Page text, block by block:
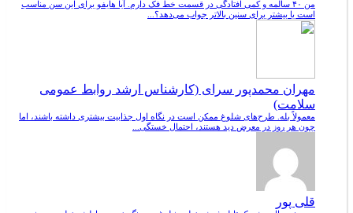
من ۴۰ سالمه و کمی افتادگی در قسمت خط فک دارم. آیا هایفو برای این سن مناسب
است یا بیشتر برای سنین بالاتر جواب می‌دهد؟...
مهران محمدپور سرای (کارشناس ارشد روابط عمومی
سلامت)
معمولاً بله. طرح‌های شلوغ ممکن است در نگاه اول جذابیت بیشتری داشته باشند، اما
چون هر روز در معرض دید هستند، احتمال خستگی...
قلی پور